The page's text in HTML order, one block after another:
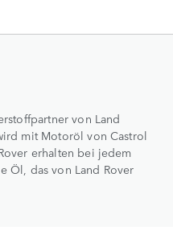
von Land
mit Motoröl von Castrol
erhalten bei jedem
Öl, das von Land Rover